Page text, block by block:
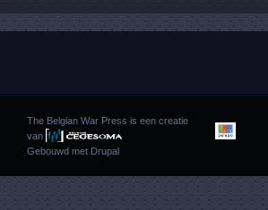
The Belgian War Press is een creatie
van
Gebouwd met Drupal